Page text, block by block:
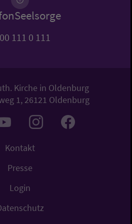
111 0 111
Kirche in Oldenburg
1, 26121 Oldenburg
Kontakt
Presse
Login